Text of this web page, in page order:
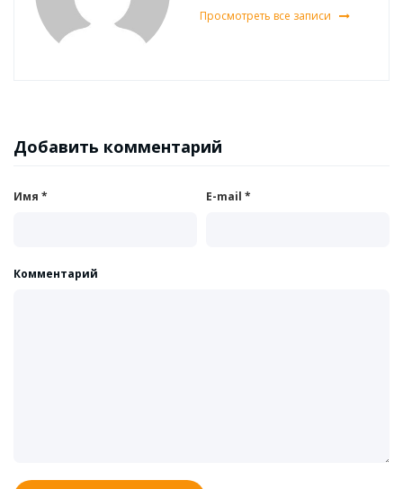
Просмотреть все записи
Добавить комментарий
Имя * E-mail *
Комментарий